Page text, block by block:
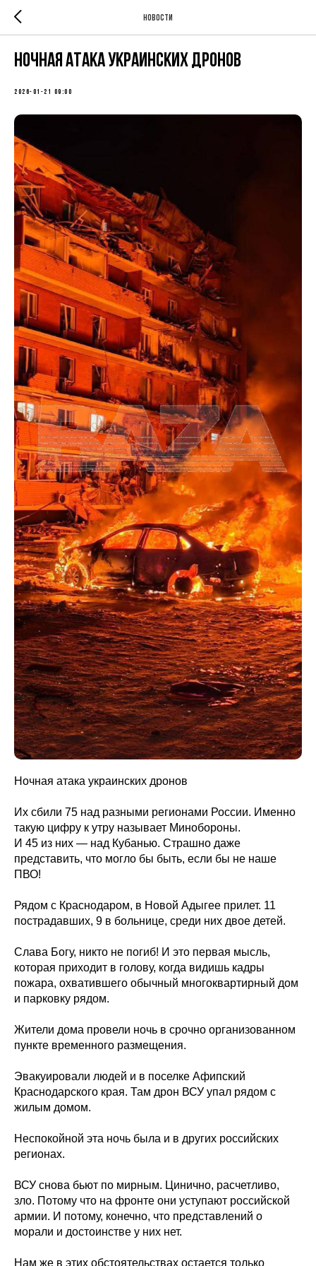
Новости
Ночная атака украинских дронов
2026-01-21 09:00
Ночная атака украинских дронов
Их сбили 75 над разными регионами России. Именно
такую цифру к утру называет Минобороны.
И 45 из них — над Кубанью. Страшно даже
представить, что могло бы быть, если бы не наше
ПВО!
Рядом с Краснодаром, в Новой Адыгее прилет. 11
пострадавших, 9 в больнице, среди них двое детей.
Слава Богу, никто не погиб! И это первая мысль,
которая приходит в голову, когда видишь кадры
пожара, охватившего обычный многоквартирный дом
и парковку рядом.
Жители дома провели ночь в срочно организованном
пункте временного размещения.
Эвакуировали людей и в поселке Афипский
Краснодарского края. Там дрон ВСУ упал рядом с
жилым домом.
Неспокойной эта ночь была и в других российских
регионах.
ВСУ снова бьют по мирным. Цинично, расчетливо,
зло. Потому что на фронте они уступают российской
армии. И потому, конечно, что представлений о
морали и достоинстве у них нет.
Нам же в этих обстоятельствах остается только